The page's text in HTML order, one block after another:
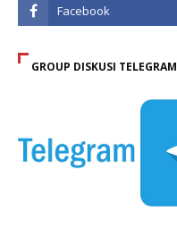
GROUP DISKUSI TELEGRAM